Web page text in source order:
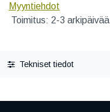
Myyntiehdot
Toimitus: 2-3 arkipäivää
Tekniset tiedot